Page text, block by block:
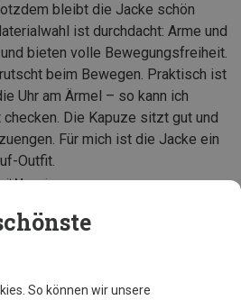
bleibt die Jacke schön
ist durchdacht: Arme und
bieten volle Bewegungsfreiheit.
beim Bewegen. Praktisch ist
Uhr am Ärmel – so kann ich
Die Kapuze sitzt gut und
Für mich ist die Jacke ein
Outfit.
Magazin
So können wir unsere